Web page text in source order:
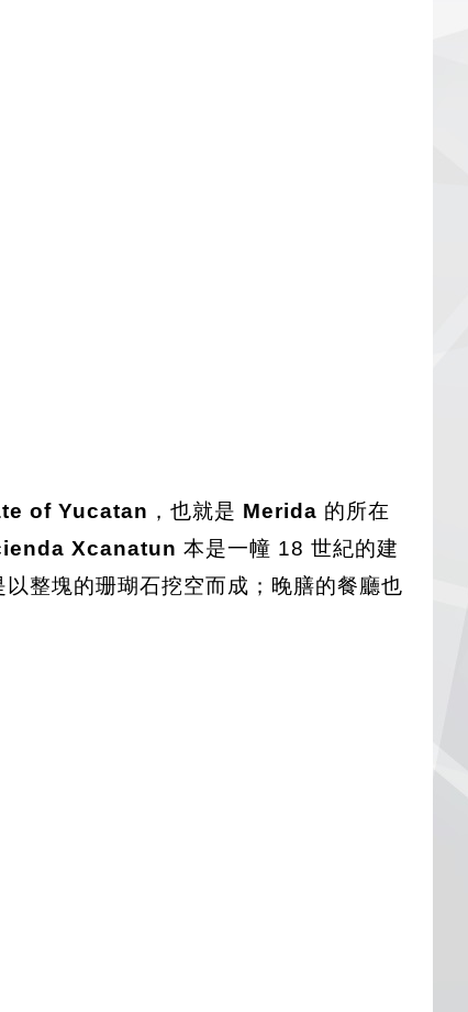
of Yucatan ，也就是 Merida 的所在
Xcanatun 本是一幢 18 世紀的建
整塊的珊瑚石挖空而成；晚膳的餐廳也